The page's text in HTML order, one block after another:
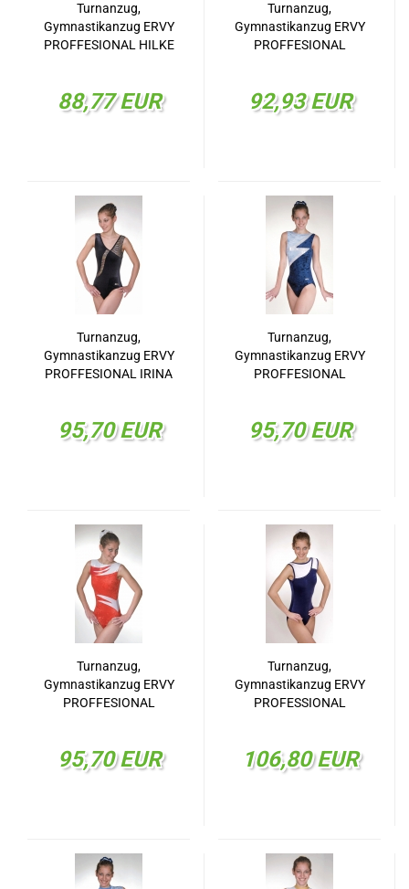
Turnanzug,
Gymnastikanzug ERVY
PROFFESIONAL HILKE
88,77 EUR
Turnanzug,
Gymnastikanzug ERVY
PROFFESIONAL
92,93 EUR
Turnanzug,
Gymnastikanzug ERVY
PROFFESIONAL IRINA
95,70 EUR
Turnanzug,
Gymnastikanzug ERVY
PROFFESIONAL
95,70 EUR
Turnanzug,
Gymnastikanzug ERVY
PROFFESIONAL
95,70 EUR
Turnanzug,
Gymnastikanzug ERVY
PROFESSIONAL
106,80 EUR